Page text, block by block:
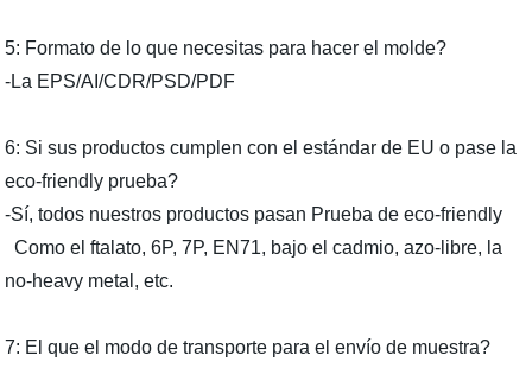
5: Formato de lo que necesitas para hacer el molde?
-La EPS/AI/CDR/PSD/PDF
6: Si sus productos cumplen con el estándar de EU o pase la
eco-friendly prueba?
-Sí, todos nuestros productos pasan Prueba de eco-friendly
Como el ftalato, 6P, 7P, EN71, bajo el cadmio, azo-libre, la
no-heavy metal, etc.
7: El que el modo de transporte para el envío de muestra?